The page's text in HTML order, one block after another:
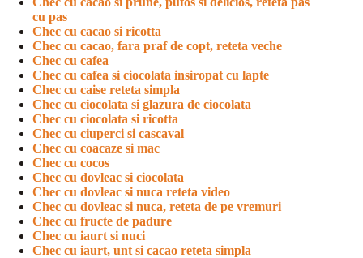
cu pas
Chec cu cacao si ricotta
Chec cu cacao, fara praf de copt, reteta veche
Chec cu cafea
Chec cu cafea si ciocolata insiropat cu lapte
Chec cu caise reteta simpla
Chec cu ciocolata si glazura de ciocolata
Chec cu ciocolata si ricotta
Chec cu ciuperci si cascaval
Chec cu coacaze si mac
Chec cu cocos
Chec cu dovleac si ciocolata
Chec cu dovleac si nuca reteta video
Chec cu dovleac si nuca, reteta de pe vremuri
Chec cu fructe de padure
Chec cu iaurt si nuci
Chec cu iaurt, unt si cacao reteta simpla